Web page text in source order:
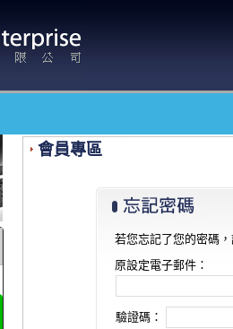
會員專區
若您忘記了您的密碼
原設定電子郵件：
驗證碼：